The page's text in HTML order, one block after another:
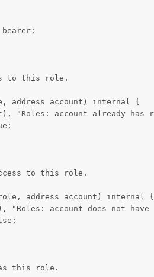
to this role.
address account) internal {
"Roles: account already has
to this role.
address account) internal {
"Roles: account does not have
this role.